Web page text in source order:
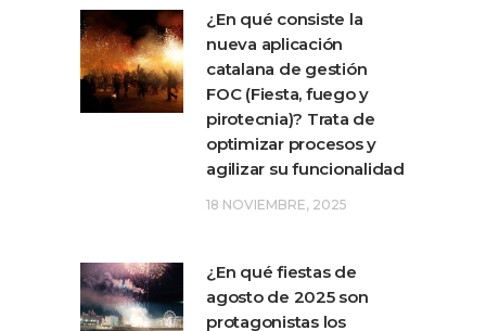
¿En qué consiste la
nueva aplicación
catalana de gestión
FOC (Fiesta, fuego y
pirotecnia)? Trata de
optimizar procesos y
agilizar su funcionalidad
18 NOVIEMBRE, 2025
¿En qué fiestas de
agosto de 2025 son
protagonistas los